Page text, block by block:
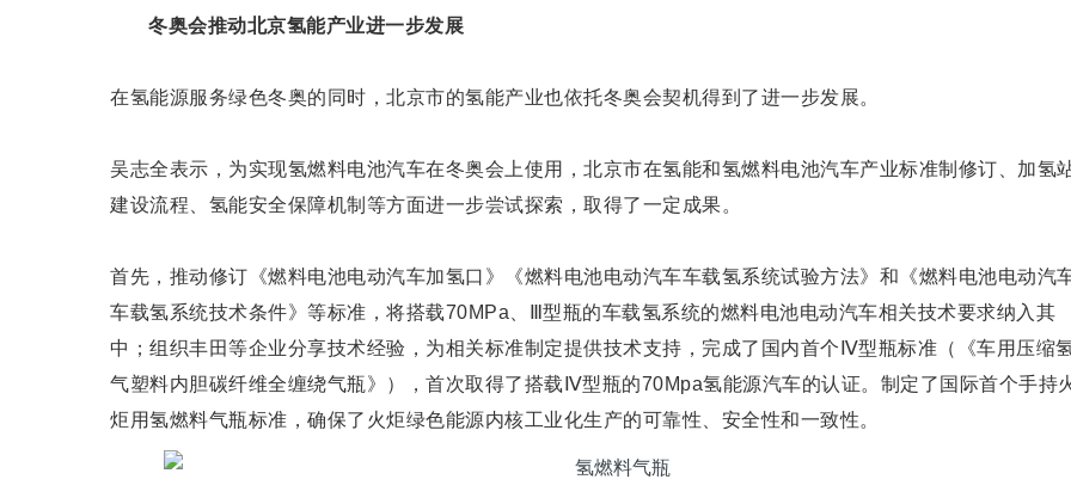
冬奥会推动北京氢能产业进一步发展
在氢能源服务绿色冬奥的同时，北京市的氢能产业也依托冬奥会契机得到了进一步发展。
吴志全表示，为实现氢燃料电池汽车在冬奥会上使用，北京市在氢能和氢燃料电池汽车产业标准制修订、加氢
建设流程、氢能安全保障机制等方面进一步尝试探索，取得了一定成果。
首先，推动修订《燃料电池电动汽车加氢口》《燃料电池电动汽车车载氢系统试验方法》和《燃料电池电动汽
车载氢系统技术条件》等标准，将搭载70MPa、Ⅲ型瓶的车载氢系统的燃料电池电动汽车相关技术要求纳入其
中；组织丰田等企业分享技术经验，为相关标准制定提供技术支持，完成了国内首个Ⅳ型瓶标准（《车用压缩
气塑料内胆碳纤维全缠绕气瓶》），首次取得了搭载Ⅳ型瓶的70Mpa氢能源汽车的认证。制定了国际首个手持
炬用氢燃料气瓶标准，确保了火炬绿色能源内核工业化生产的可靠性、安全性和一致性。